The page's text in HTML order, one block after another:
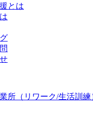
とは
所（リワーク/生活訓練